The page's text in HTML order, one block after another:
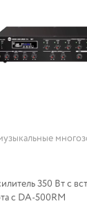
350 Вт с
с DA-500RM